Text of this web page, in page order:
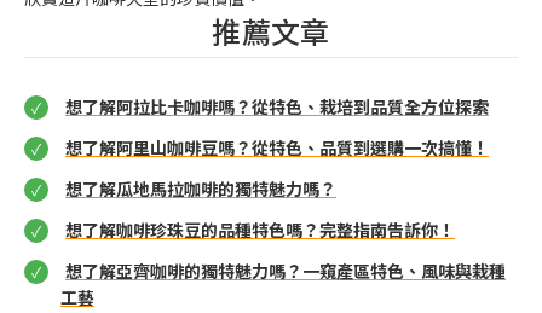
推薦文章
想了解阿拉比卡咖啡嗎？從特色、栽培到品質全方位探索
想了解阿里山咖啡豆嗎？從特色、品質到選購一次搞懂！
想了解瓜地馬拉咖啡的獨特魅力嗎？
想了解咖啡珍珠豆的品種特色嗎？完整指南告訴你！
想了解亞齊咖啡的獨特魅力嗎？一窺產區特色、風味與栽種
工藝